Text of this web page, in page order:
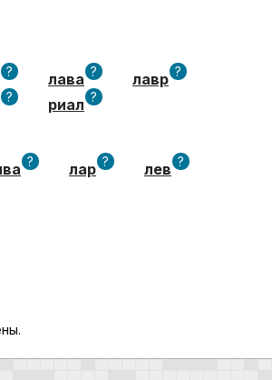
? лава ? лавр ?
? риал ?
? лар ? лев ?